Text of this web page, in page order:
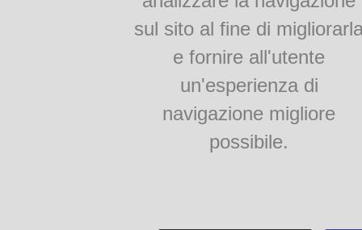
Dialetto Biblioteche del Comune di Parma - V.lo Santa Maria 5, 43125 Parma
sul sito al fine di
e fornire all'utente
un'esperienza di
navigazione migliore
possibile.